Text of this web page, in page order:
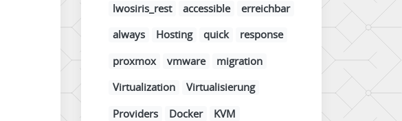
lwosiris_rest
accessible
erreichbar
always
Hosting quick
response
proxmox
vmware
migration
Virtualization
Virtualisierung
Providers
Docker
KVM